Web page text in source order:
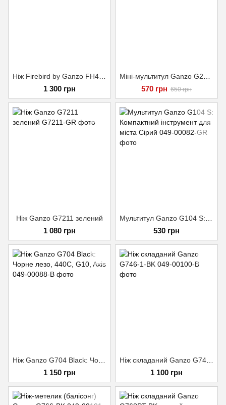
1 300 грн 570 грн 650 грн
Ніж Ganzo G7211 зелений
1 080 грн 530 грн
1 150 грн 1 100 грн